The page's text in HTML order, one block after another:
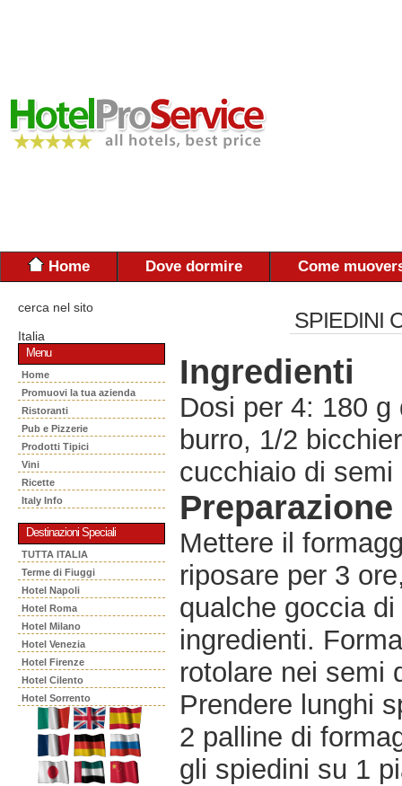
Home Dove dormire Come
cerca nel sito
Italia
Menu
Home
Promuovi la tua azienda
Ristoranti
Pub e Pizzerie
Prodotti Tipici
Vini
Ricette
Italy Info
Destinazioni Speciali
TUTTA ITALIA
Terme di Fiuggi
Hotel Napoli
Hotel Roma
Hotel Milano
Hotel Venezia
Hotel Firenze
Hotel Cilento
Hotel Sorrento
SPIEDINI
Ingredienti
Dosi per 4: 180
burro, 1/2
cucchiaio di
Preparazione
Mettere il
riposare per 3
qualche goccia
ingredienti.
rotolare nei semi
Prendere lunghi
2 palline di
gli spiedini su 1